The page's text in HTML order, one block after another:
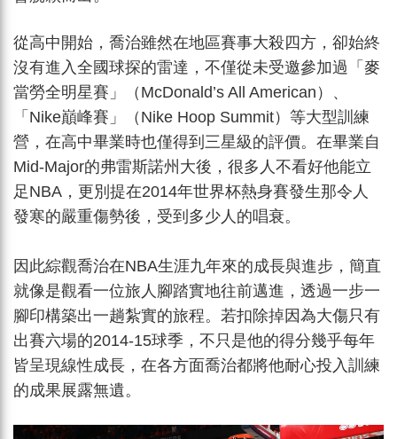
從高中開始，喬治雖然在地區賽事大殺四方，卻始終
沒有進入全國球探的雷達，不僅從未受邀參加過「麥
當勞全明星賽」（McDonald’s All American）、
「Nike巔峰賽」（Nike Hoop Summit）等大型訓練
營，在高中畢業時也僅得到三星級的評價。在畢業自
Mid-Major的弗雷斯諾州大後，很多人不看好他能立
足NBA，更別提在2014年世界杯熱身賽發生那令人
發寒的嚴重傷勢後，受到多少人的唱衰。
因此綜觀喬治在NBA生涯九年來的成長與進步，簡直
就像是觀看一位旅人腳踏實地往前邁進，透過一步一
腳印構築出一趟紮實的旅程。若扣除掉因為大傷只有
出賽六場的2014-15球季，不只是他的得分幾乎每年
皆呈現線性成長，在各方面喬治都將他耐心投入訓練
的成果展露無遺。